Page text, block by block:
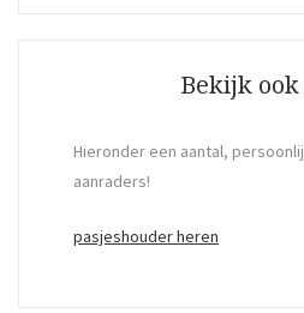
Bekijk ook
Hieronder een aantal,
aanraders!
pasjeshouder heren